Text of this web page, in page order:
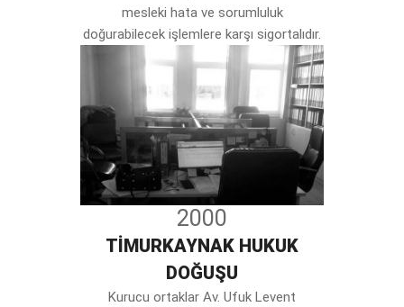
mesleki hata ve sorumluluk
doğurabilecek işlemlere karşı sigortalıdır.
2000
TİMURKAYNAK HUKUK
DOĞUŞU
Kurucu ortaklar Av. Ufuk Levent